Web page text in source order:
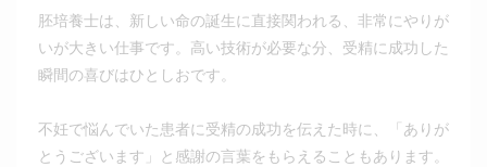
胚培養士は、新しい命の誕生に直接関われる、非常にやりが
いが大きい仕事です。高い技術が必要な分、受精に成功した
瞬間の喜びはひとしおです。
不妊で悩んでいた患者に受精の成功を伝えた時に、「ありが
とうございます」と感謝の言葉をもらえることもあります。